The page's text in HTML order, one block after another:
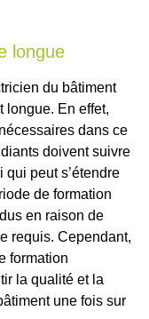
longue
du bâtiment
longue. En effet,
dans ce
doivent suivre
peut s’étendre
de formation
en raison de
requis. Cependant,
formation
la qualité et la
une fois sur